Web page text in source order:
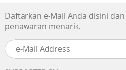
Daftarkan e-Mail Anda disini
penawaran menarik.